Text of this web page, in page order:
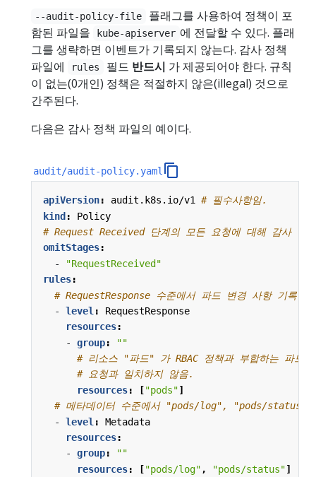
--audit-policy-file
플래그를 사용하여 정책이 포
함된 파일을
kube-apiserver 에 전달할 수 있다. 플래
그를 생략하면 이벤트가 기록되지 않는다. 감사 정책
파일에
rules 필드 반드시 가 제공되어야 한다. 규칙
이 없는(0개인) 정책은 적절하지 않은(illegal) 것으로
간주된다.
다음은 감사 정책 파일의 예이다.
audit/audit-policy.yaml
apiVersion: audit.k8s.io/v1
# 필수사항임.
kind:
Policy
# Request Received 단계의 모든 요청에 대해 감사 이
omitStages:
-
"RequestReceived"
rules:
# RequestResponse 수준에서 파드 변경 사항 기록
- level :
RequestResponse
resources:
- group:
""
# 리소스 "파드" 가 RBAC 정책과 부합하는 파드
# 요청과 일치하지 않음.
resources: ["pods"]
# 메타데이터 수준에서 "pods/log", "pods/status"
- level :
Metadata
resources:
- group:
""
resources: ["pods/log" , "pods/status"]